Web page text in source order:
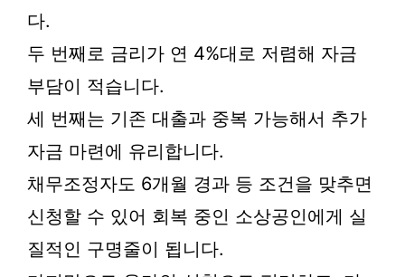
다.
두 번째로 금리가 연 4%대로 저렴해 자금
부담이 적습니다.
세 번째는 기존 대출과 중복 가능해서 추가
자금 마련에 유리합니다.
채무조정자도 6개월 경과 등 조건을 맞추면
신청할 수 있어 회복 중인 소상공인에게 실
질적인 구명줄이 됩니다.